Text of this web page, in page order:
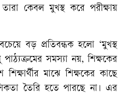
কেবল মুখস্থ করে পরীক্ষায়
বড় প্রতিবন্ধক হলো ‘মুখস্থ
সমস্যা নয়, শিক্ষকের
মাঝে শিক্ষকের কাছে
তৈরি হতে পারছে না। এর